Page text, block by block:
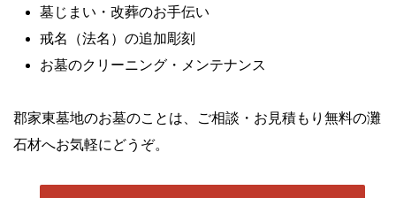
墓じまい・改葬のお手伝い
戒名（法名）の追加彫刻
お墓のクリーニング・メンテナンス
郡家東墓地のお墓のことは、ご相談・お見積もり無料の灘
石材へお気軽にどうぞ。